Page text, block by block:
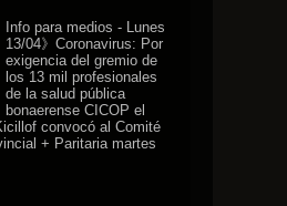
Info para medios - Lunes
13/04》Coronavirus: Por
exigencia del gremio de
los 13 mil profesionales
de la salud pública
bonaerense CICOP el
convocó al Comité
+ Paritaria martes